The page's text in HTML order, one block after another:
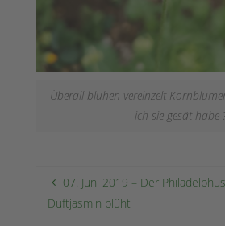
Überall blühen vereinzelt
ich sie gesät habe
07. Juni 2019 – Der
Duftjasmin blüht